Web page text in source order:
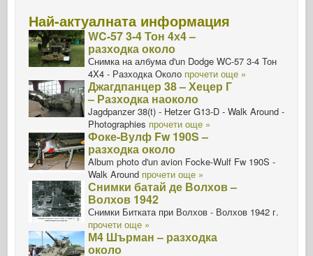
Най-актуалната информация
WC-57 3-4 Тон 4х4 –
разходка около
Снимка на албума d'un Dodge WC-57 3-4 Тон
4X4 - Разходка Около прочети още »
Джагдпанцер 38 – Хецер Г
– Разходка наоколо
Jagdpanzer 38(t) - Hetzer G13-D - Walk Around -
Photographies прочети още »
Фоке-Вулф Fw 190S –
разходка около
Album photo d'un avion Focke-Wulf Fw 190S -
Walk Around прочети още »
Снимки батай де Волхов –
Волхов 1942
Снимки Битката при Волхов - Волхов 1942 г.
прочети още »
М4 Шърман – разходка
около